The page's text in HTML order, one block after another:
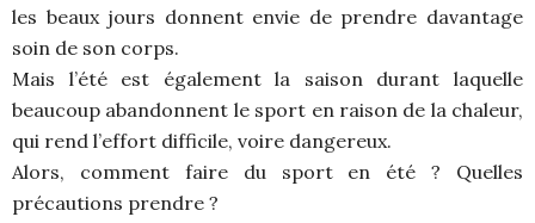
les beaux jours donnent envie de prendre davantage
soin de son corps.
Mais l’été est également la saison durant laquelle
beaucoup abandonnent le sport en raison de la chaleur,
qui rend l’effort difficile, voire dangereux.
Alors, comment faire du sport en été ? Quelles
précautions prendre ?